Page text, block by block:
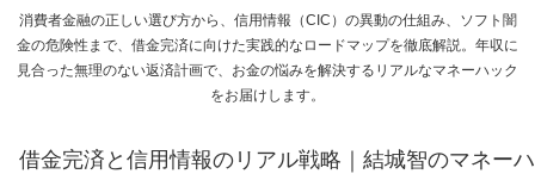
消費者金融の正しい選び方から、信用情報（CIC）の異動の仕組み、ソフト闇
金の危険性まで、借金完済に向けた実践的なロードマップを徹底解説。年収に
見合った無理のない返済計画で、お金の悩みを解決するリアルなマネーハック
をお届けします。
借金完済と信用情報のリアル戦略｜結城智のマネーハ